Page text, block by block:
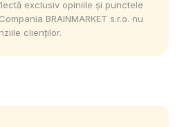
exclusiv opiniile și punctele
BRAINMARKET s.r.o. nu
clienților.